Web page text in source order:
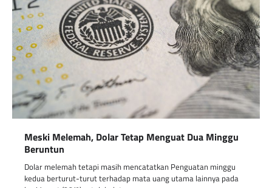
Meski Melemah, Dolar Tetap Menguat Dua Minggu
Beruntun
Dolar melemah tetapi masih mencatatkan Penguatan minggu
kedua berturut-turut terhadap mata uang utama lainnya pada